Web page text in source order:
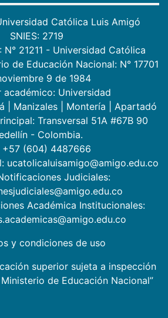
Católica Luis Amigó
SNIES: 2719
N° 21211 - Universidad Católica
de Educación Nacional: N° 17701
9 de 1984
académico: Universidad
Manizales Montería
Apartadó
Transversal 51A #67B 90
- Colombia.
+57 (604) 4487666
ucatolicaluisamigo@amigo.edu.co
Judiciales:
Académica Institucionales:
y condiciones de uso
superior sujeta a inspección
de Educación Nacional”